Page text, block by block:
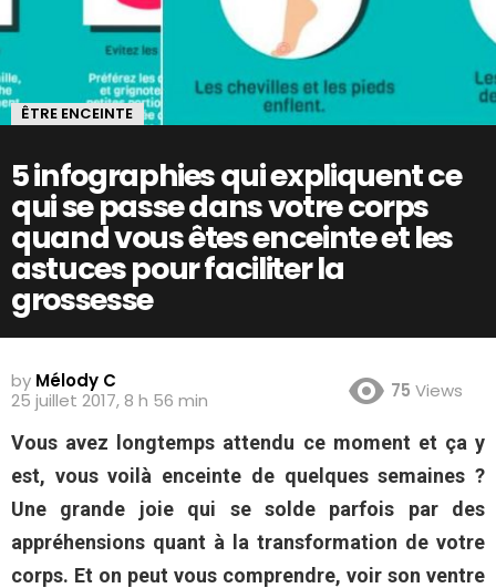
ÊTRE ENCEINTE
5 infographies qui expliquent ce
qui se passe dans votre corps
quand vous êtes enceinte et les
astuces pour faciliter la
grossesse
by Mélody C
25 juillet 2017, 8 h 56 min
75 Views
Vous avez longtemps attendu ce moment et ça y
est, vous voilà enceinte de quelques semaines ?
Une grande joie qui se solde parfois par des
appréhensions quant à la transformation de votre
corps. Et on peut vous comprendre, voir son ventre